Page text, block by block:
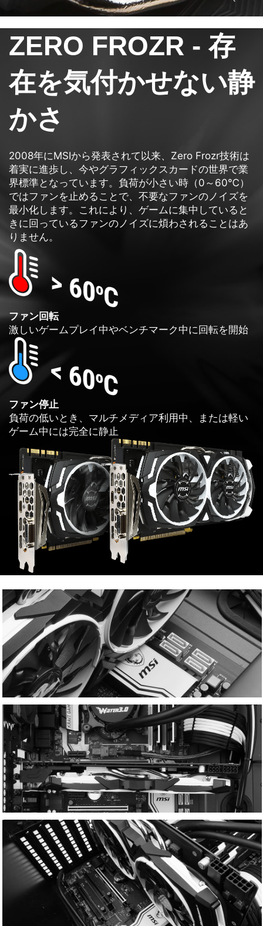
ZERO FROZR - 存
在を気付かせない静
かさ
2008年にMSIから発表されて以来、Zero Frozr技術は
着実に進歩し、今やグラフィックスカードの世界で業
界標準となっています。負荷が小さい時（0～60℃）
ではファンを止めることで、不要なファンのノイズを
最小化します。これにより、ゲームに集中していると
きに回っているファンのノイズに煩わされることはあ
りません。
ファン回転
激しいゲームプレイ中やベンチマーク中に回転を開始
ファン停止
負荷の低いとき、マルチメディア利用中、または軽い
ゲーム中には完全に静止